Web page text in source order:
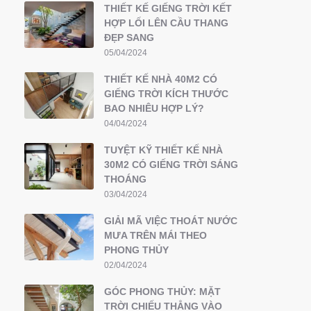
THIẾT KẾ GIẾNG TRỜI KẾT
HỢP LỐI LÊN CẦU THANG
ĐẸP SANG
05/04/2024
THIẾT KẾ NHÀ 40M2 CÓ
GIẾNG TRỜI KÍCH THƯỚC
BAO NHIÊU HỢP LÝ?
04/04/2024
TUYỆT KỸ THIẾT KẾ NHÀ
30M2 CÓ GIẾNG TRỜI SÁNG
THOÁNG
03/04/2024
GIẢI MÃ VIỆC THOÁT NƯỚC
MƯA TRÊN MÁI THEO
PHONG THỦY
02/04/2024
GÓC PHONG THỦY: MẶT
TRỜI CHIẾU THẲNG VÀO